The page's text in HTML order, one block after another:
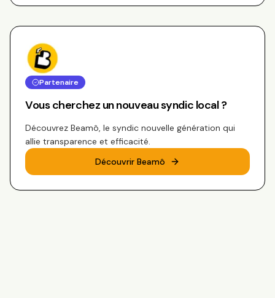
Partenaire
Vous cherchez un nouveau syndic local ?
Découvrez Beamô, le syndic nouvelle génération qui
allie transparence et efficacité.
Découvrir Beamô